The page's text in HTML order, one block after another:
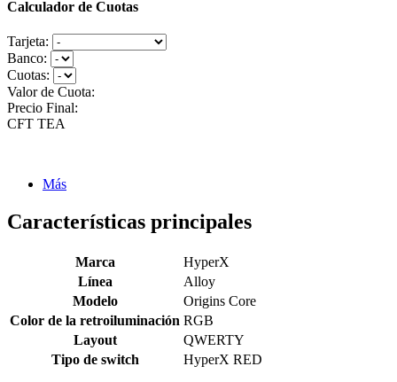
Calculador de Cuotas
Tarjeta:
Banco:
Cuotas:
Valor de Cuota:
Precio Final:
CFT TEA
Más
Características principales
Marca
HyperX
Línea
Alloy
Modelo
Origins Core
Color de la retroiluminación RGB
Layout
QWERTY
Tipo de switch
HyperX RED